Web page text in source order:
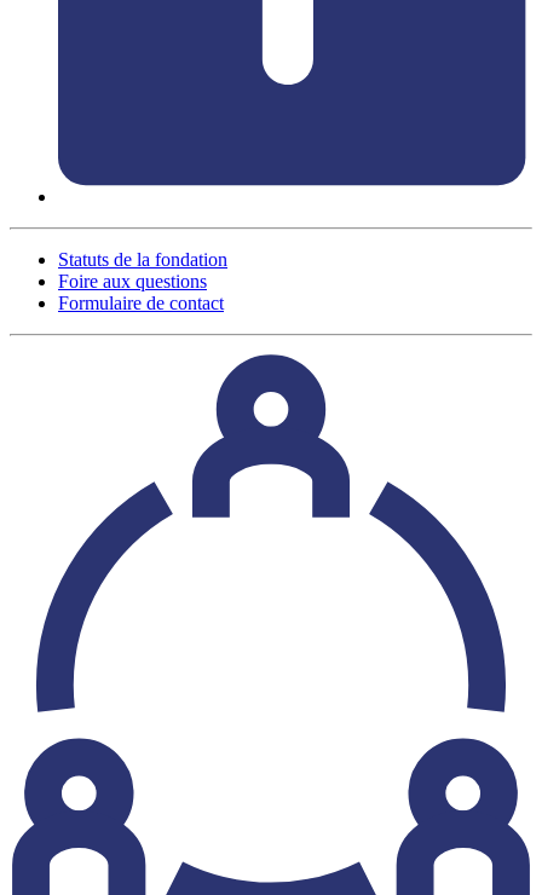
Statuts de la fondation
Foire aux questions
Formulaire de contact